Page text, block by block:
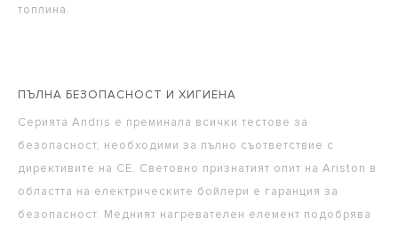
топлина.
ПЪЛНА БЕЗОПАСНОСТ И ХИГИЕНА
Серията Andris е преминала всички тестове за
безопасност, необходими за пълно съответствие с
директивите на CE. Световно признатият опит на Ariston в
областта на електрическите бойлери е гаранция за
безопасност. Медният нагревателен елемент подобрява